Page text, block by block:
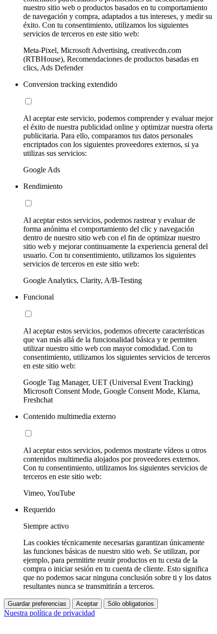
nuestro sitio web o productos basados en tu comportamiento
de navegación y compra, adaptados a tus intereses, y medir su
éxito. Con tu consentimiento, utilizamos los siguientes
servicios de terceros en este sitio web:
Meta-Pixel, Microsoft Advertising, creativecdn.com
(RTBHouse), Recomendaciones de productos basadas en
clics, Ads Defender
Conversion tracking extendido
Al aceptar este servicio, podemos comprender y evaluar mejor
el éxito de nuestra publicidad online y optimizar nuestra oferta
publicitaria. Para ello, comparamos tus datos personales
encriptados con los siguientes proveedores externos, si ya
utilizas sus servicios:
Google Ads
Rendimiento
Al aceptar estos servicios, podemos rastrear y evaluar de
forma anónima el comportamiento del clic y navegación
dentro de nuestro sitio web con el fin de optimizar nuestro
sitio web y mejorar continuamente la experiencia general del
usuario. Con tu consentimiento, utilizamos los siguientes
servicios de terceros en este sitio web:
Google Analytics, Clarity, A/B-Testing
Funcional
Al aceptar estos servicios, podemos ofrecerte características
que van más allá de la funcionalidad básica y te permiten
utilizar nuestro sitio web con mayor comodidad. Con tu
consentimiento, utilizamos los siguientes servicios de terceros
en este sitio web:
Google Tag Manager, UET (Universal Event Tracking)
Microsoft Consent Mode, Google Consent Mode, Klarna,
Freshchat
Contenido multimedia externo
Al aceptar estos servicios, podemos mostrarte vídeos u otros
contenidos multimedia alojados por proveedores externos.
Con tu consentimiento, utilizamos los siguientes servicios de
terceros en este sitio web:
Vimeo, YouTube
Requerido
Siempre activo
Las cookies técnicamente necesarias garantizan únicamente
las funciones básicas de nuestro sitio web. Se utilizan, por
ejemplo, para permitirte reunir productos en tu cesta de la
compra o iniciar sesión en tu cuenta de cliente. Esto significa
que no podemos sacar ninguna conclusión sobre ti y los datos
resultantes nunca se transmitirán a terceros.
Guardar preferencias Aceptar Sólo obligatorios
Nuestra política de privacidad